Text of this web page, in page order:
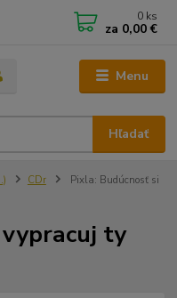
Menu
Hľadať
0 ks
za 0,00 €
CDr
Pixla: Budúcnosť si
ty